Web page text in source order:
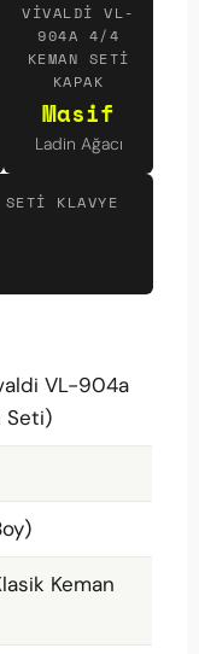
VIVALDI VL-
904A 4/4
KEMAN SETI
KAPAK
Masif
Ladin Ağacı
KLAVYE
VL-904a
Seti)
Keman